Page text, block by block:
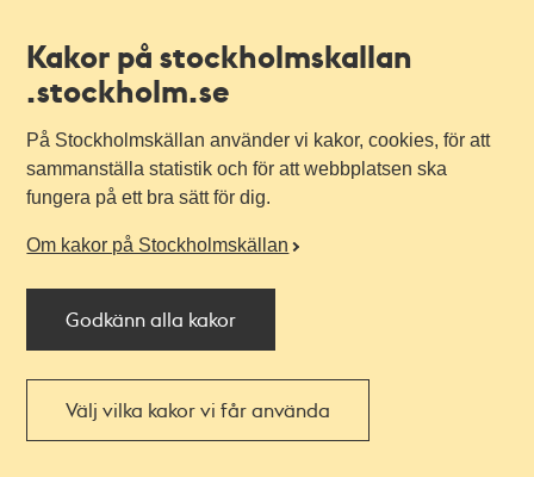
Kakor på stockholmskallan
.stockholm.se
På Stockholmskällan använder vi kakor, cookies, för att
sammanställa statistik och för att webbplatsen ska
fungera på ett bra sätt för dig.
Om kakor på Stockholmskällan
Godkänn alla kakor
Välj vilka kakor vi får använda